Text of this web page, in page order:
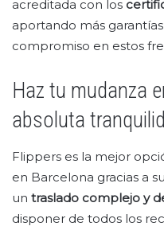
acreditada con los
aportando más
compromiso en estos
Haz tu mudanza
absoluta
Flippers es la mejor
en Barcelona gracias a
un traslado complejo y
disponer de todos los